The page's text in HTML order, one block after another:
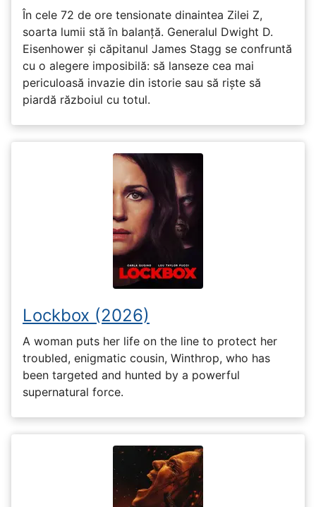
În cele 72 de ore tensionate dinaintea Zilei Z,
soarta lumii stă în balanță. Generalul Dwight D.
Eisenhower și căpitanul James Stagg se confruntă
cu o alegere imposibilă: să lanseze cea mai
periculoasă invazie din istorie sau să riște să
piardă războiul cu totul.
Lockbox (2026)
A woman puts her life on the line to protect her
troubled, enigmatic cousin, Winthrop, who has
been targeted and hunted by a powerful
supernatural force.